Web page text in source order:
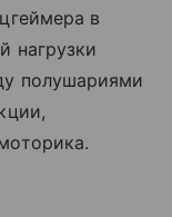
в
нагрузки
полушариями